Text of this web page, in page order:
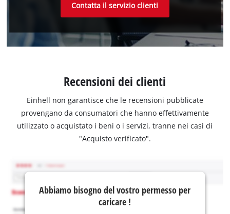
Contatta il servizio clienti
Recensioni dei clienti
Einhell non garantisce che le recensioni pubblicate
provengano da consumatori che hanno effettivamente
utilizzato o acquistato i beni o i servizi, tranne nei casi di
"Acquisto verificato".
Abbiamo bisogno del vostro permesso per
caricare !